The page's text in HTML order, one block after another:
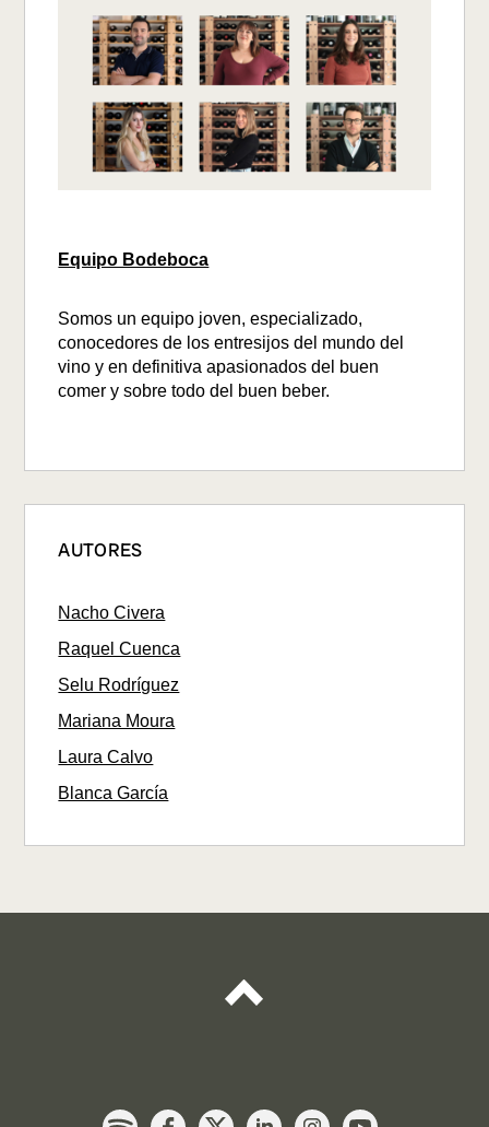
Equipo Bodeboca
Somos un equipo joven, especializado,
conocedores de los entresijos del mundo del
vino y en definitiva apasionados del buen
comer y sobre todo del buen beber.
AUTORES
Nacho Civera
Raquel Cuenca
Selu Rodríguez
Mariana Moura
Laura Calvo
Blanca García